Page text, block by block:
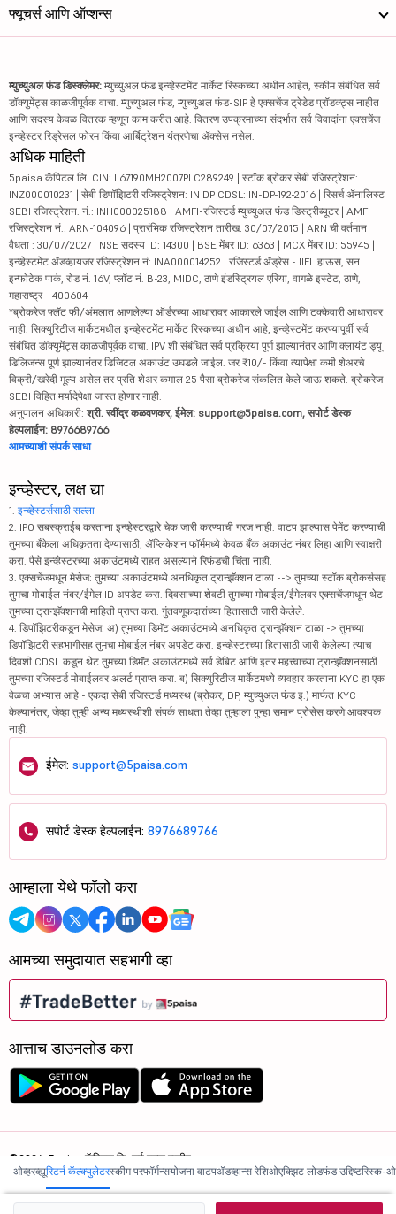
ओव्हरव्ह्यूरिटर्न कॅल्क्युलेटरस्कीम परफॉर्मन्सयोजना वाटपॲडव्हान्स रेशिओएक्झिट लोडफंड उद्दिष्टरिस्क-
फ्यूचर्स आणि ऑप्शन्स
म्युच्युअल फंड डिस्क्लेमर: म्युच्युअल फंड इन्व्हेस्टमेंट मार्केट रिस्कच्या अधीन आहेत, स्कीम संबंधित सर्व
डॉक्युमेंट्स काळजीपूर्वक वाचा. म्युच्युअल फंड, म्युच्युअल फंड-SIP हे एक्सचेंज ट्रेडेड प्रॉडक्ट्स नाहीत
आणि सदस्य केवळ वितरक म्हणून काम करीत आहे. वितरण उपक्रमाच्या संदर्भात सर्व विवादांना एक्सचेंज
इन्व्हेस्टर रिड्रेसल फोरम किंवा आर्बिट्रेशन यंत्रणेचा ॲक्सेस नसेल.
अधिक माहिती
5paisa कॅपिटल लि. CIN: L67190MH2007PLC289249 | स्टॉक ब्रोकर सेबी रजिस्ट्रेशन:
INZ000010231 | सेबी डिपॉझिटरी रजिस्ट्रेशन: IN DP CDSL: IN-DP-192-2016 | रिसर्च ॲनालिस्ट
SEBI रजिस्ट्रेशन. नं.: INH000025188 | AMFI-रजिस्टर्ड म्युच्युअल फंड डिस्ट्रीब्यूटर | AMFI
रजिस्ट्रेशन नं.: ARN-104096 | प्रारंभिक रजिस्ट्रेशन तारीख: 30/07/2015 | ARN ची वर्तमान
वैधता : 30/07/2027 | NSE सदस्य ID: 14300 | BSE मेंबर ID: 6363 | MCX मेंबर ID: 55945 |
इन्व्हेस्टमेंट ॲडव्हायजर रजिस्ट्रेशन नं: INA000014252 | रजिस्टर्ड ॲड्रेस - IIFL हाऊस, सन
इन्फोटेक पार्क, रोड नं. 16V, प्लॉट नं. B-23, MIDC, ठाणे इंडस्ट्रियल एरिया, वागळे इस्टेट, ठाणे,
महाराष्ट्र - 400604
*ब्रोकरेज फ्लॅट फी/अंमलात आणलेल्या ऑर्डरच्या आधारावर आकारले जाईल आणि टक्केवारी आधारावर
नाही. सिक्युरिटीज मार्केटमधील इन्व्हेस्टमेंट मार्केट रिस्कच्या अधीन आहे, इन्व्हेस्टमेंट करण्यापूर्वी सर्व
संबंधित डॉक्युमेंट्स काळजीपूर्वक वाचा. IPV शी संबंधित सर्व प्रक्रिया पूर्ण झाल्यानंतर आणि क्लायंट ड्यू
डिलिजन्स पूर्ण झाल्यानंतर डिजिटल अकाउंट उघडले जाईल. जर ₹10/- किंवा त्यापेक्षा कमी शेअरचे
विक्री/खरेदी मूल्य असेल तर प्रति शेअर कमाल 25 पैसा ब्रोकरेज संकलित केले जाऊ शकते. ब्रोकरेज
SEBI विहित मर्यादेपेक्षा जास्त होणार नाही.
अनुपालन अधिकारी: श्री. रवींद्र कळवणकर, ईमेल: support@5paisa.com, सपोर्ट डेस्क
हेल्पलाईन: 8976689766
आमच्याशी संपर्क साधा
इन्व्हेस्टर, लक्ष द्या
1. इन्व्हेस्टर्ससाठी सल्ला
2. IPO सबस्क्राईब करताना इन्व्हेस्टरद्वारे चेक जारी करण्याची गरज नाही. वाटप झाल्यास पेमेंट करण्याची
तुमच्या बँकेला अधिकृतता देण्यासाठी, ॲप्लिकेशन फॉर्ममध्ये केवळ बँक अकाउंट नंबर लिहा आणि स्वाक्षरी
करा. पैसे इन्व्हेस्टरच्या अकाउंटमध्ये राहत असल्याने रिफंडची चिंता नाही.
3. एक्सचेंजमधून मेसेज: तुमच्या अकाउंटमध्ये अनधिकृत ट्रान्झॅक्शन टाळा --> तुमच्या स्टॉक ब्रोकर्ससह
तुमचा मोबाईल नंबर/ईमेल ID अपडेट करा. दिवसाच्या शेवटी तुमच्या मोबाईल/ईमेलवर एक्सचेंजमधून थेट
तुमच्या ट्रान्झॅक्शनची माहिती प्राप्त करा. गुंतवणूकदारांच्या हितासाठी जारी केलेले.
4. डिपॉझिटरीकडून मेसेज: अ) तुमच्या डिमॅट अकाउंटमध्ये अनधिकृत ट्रान्झॅक्शन टाळा -> तुमच्या
डिपॉझिटरी सहभागीसह तुमचा मोबाईल नंबर अपडेट करा. इन्व्हेस्टरच्या हितासाठी जारी केलेल्या त्याच
दिवशी CDSL कडून थेट तुमच्या डिमॅट अकाउंटमध्ये सर्व डेबिट आणि इतर महत्त्वाच्या ट्रान्झॅक्शनसाठी
तुमच्या रजिस्टर्ड मोबाईलवर अलर्ट प्राप्त करा. ब) सिक्युरिटीज मार्केटमध्ये व्यवहार करताना KYC हा एक
वेळचा अभ्यास आहे - एकदा सेबी रजिस्टर्ड मध्यस्थ (ब्रोकर, DP, म्युच्युअल फंड इ.) मार्फत KYC
केल्यानंतर, जेव्हा तुम्ही अन्य मध्यस्थीशी संपर्क साधता तेव्हा तुम्हाला पुन्हा समान प्रोसेस करणे आवश्यक
नाही.
ईमेल: support@5paisa.com
सपोर्ट डेस्क हेल्पलाईन: 8976689766
आम्हाला येथे फॉलो करा
आमच्या समुदायात सहभागी व्हा
आत्ताच डाउनलोड करा
©2026, 5paisa कॅपिटल लि. सर्व हक्क राखीव.
आम्ही ISO 27001:2022 प्रमाणित आहोत.